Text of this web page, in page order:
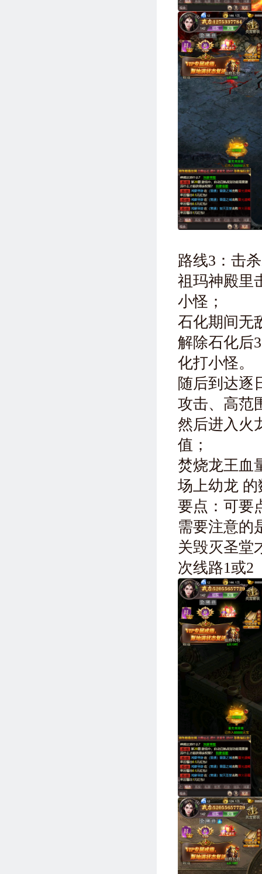
路线3：击
祖玛神殿里
小怪；
石化期间无
解除石化后
化打小怪。
随后到达逐
攻击、高范
然后进入火
值；
焚烧龙王血
场上幼龙
要点：可要
需要注意的
关毁灭圣堂
次线路1或2